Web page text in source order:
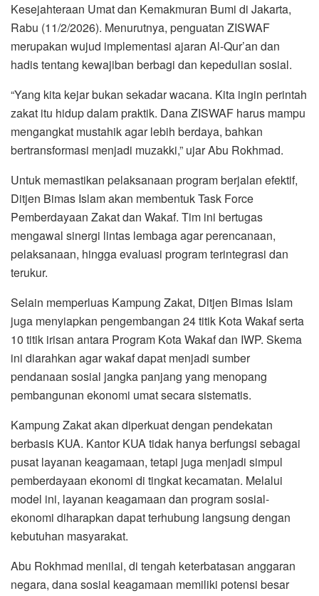
Kesejahteraan Umat dan Kemakmuran Bumi di Jakarta,
Rabu (11/2/2026). Menurutnya, penguatan ZISWAF
merupakan wujud implementasi ajaran Al-Qur’an dan
hadis tentang kewajiban berbagi dan kepedulian sosial.
“Yang kita kejar bukan sekadar wacana. Kita ingin perintah
zakat itu hidup dalam praktik. Dana ZISWAF harus mampu
mengangkat mustahik agar lebih berdaya, bahkan
bertransformasi menjadi muzakki,” ujar Abu Rokhmad.
Untuk memastikan pelaksanaan program berjalan efektif,
Ditjen Bimas Islam akan membentuk Task Force
Pemberdayaan Zakat dan Wakaf. Tim ini bertugas
mengawal sinergi lintas lembaga agar perencanaan,
pelaksanaan, hingga evaluasi program terintegrasi dan
terukur.
Selain memperluas Kampung Zakat, Ditjen Bimas Islam
juga menyiapkan pengembangan 24 titik Kota Wakaf serta
10 titik irisan antara Program Kota Wakaf dan IWP. Skema
ini diarahkan agar wakaf dapat menjadi sumber
pendanaan sosial jangka panjang yang menopang
pembangunan ekonomi umat secara sistematis.
Kampung Zakat akan diperkuat dengan pendekatan
berbasis KUA. Kantor KUA tidak hanya berfungsi sebagai
pusat layanan keagamaan, tetapi juga menjadi simpul
pemberdayaan ekonomi di tingkat kecamatan. Melalui
model ini, layanan keagamaan dan program sosial-
ekonomi diharapkan dapat terhubung langsung dengan
kebutuhan masyarakat.
Abu Rokhmad menilai, di tengah keterbatasan anggaran
negara, dana sosial keagamaan memiliki potensi besar